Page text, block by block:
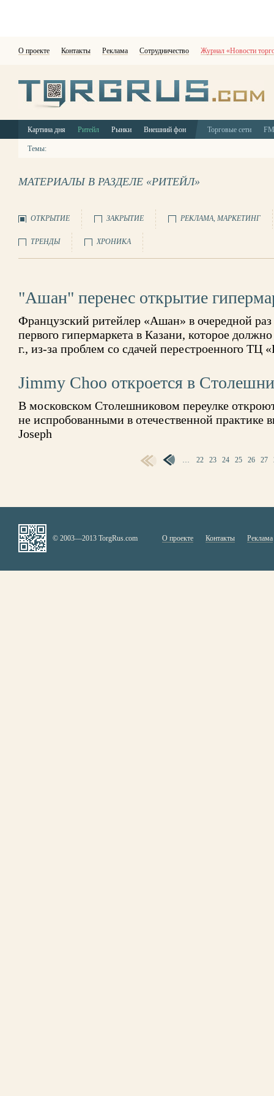
О проекте Контакты Реклама Сотрудничество Журнал «Новости
Картина дня Ритейл Рынки Внешний фон Торговые сети
Темы:
МАТЕРИАЛЫ В РАЗДЕЛЕ «РИТЕЙЛ»
ОТКРЫТИЕ ЗАКРЫТИЕ РЕКЛАМА, МАРКЕТИНГ
ТРЕНДЫ ХРОНИКА
"Ашан" перенес открытие
Французский ритейлер «Ашан» в очередной раз
первого гипермаркета в Казани, которое
г., из-за проблем со сдачей перестроенного
Jimmy Choo откроется в
В московском Столешниковом переулке
не испробованными в отечественной практике
Joseph
… 22 23 24 25 26 27
© 2003—2013 TorgRus.com О проекте Контакты Реклама